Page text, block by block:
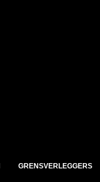
GRENSVERLEGGERS